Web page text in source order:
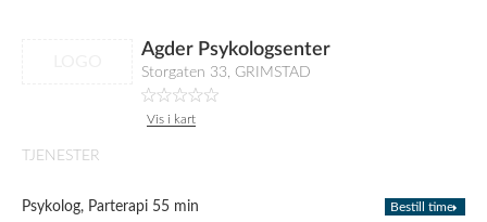
Agder Psykologsenter
Storgaten 33, GRIMSTAD
Vis i kart
TJENESTER
Psykolog, Parterapi 55 min Bestill time